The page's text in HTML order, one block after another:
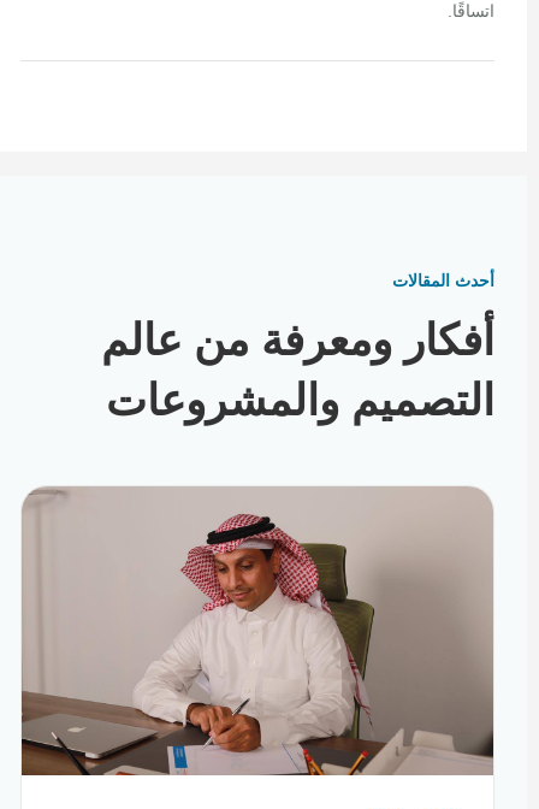
اتساقًا.
أحدث المقالات
أفكار ومعرفة من عالم
التصميم والمشروعات